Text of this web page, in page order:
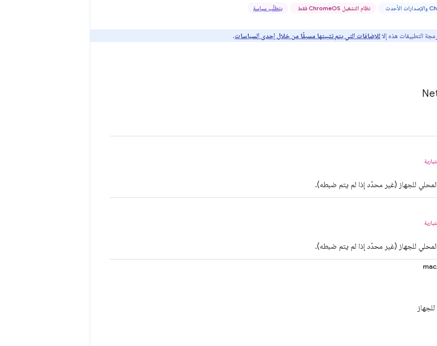
نظام التشغيل ChromeOS فقط يتطلّب سياسة
التطبيقات هذه إلا للإضافات التي يتم تثبيتها مسبقًا من خلال إحدى السياسات.